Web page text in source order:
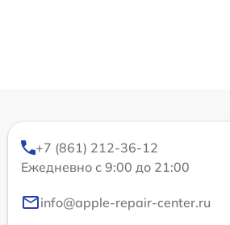
+7 (861) 212-36-12
Ежедневно с 9:00 до 21:00
info@apple-repair-center.ru